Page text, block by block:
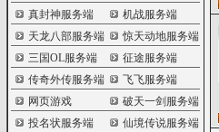
真封神服务端
机战服务端
天龙八部服务端
惊天动地服务端
三国OL服务端
征途服务端
传奇外传服务端
飞飞服务端
网页游戏
破天一剑服务端
投名状服务端
仙境传说服务端